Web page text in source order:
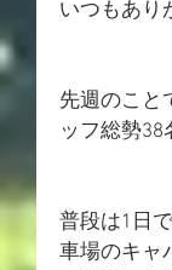
いつもあり
先週のこと
ッフ総勢38
普段は1日
車場のキャ